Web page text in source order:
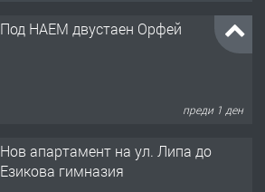
Нов апартамент на ул. Липа до
преди 1 ден
🔑 ОБЗАВЕДЕНА ГАРСОНИЕРА ПОД
НАЕМ В КВ. „ОРФЕЙ“ – ДО